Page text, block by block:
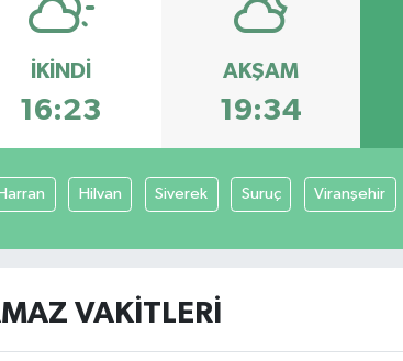
İKINDI
16:23
AKŞAM
19:34
Harran Hilvan Siverek Suruç Viranşehir
VAKITLERI